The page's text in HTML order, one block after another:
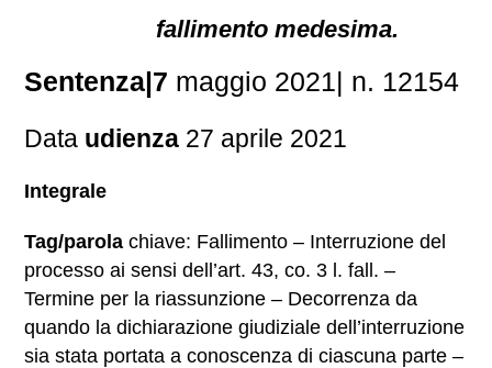
fallimento medesima.
Sentenza|7 maggio 2021| n. 12154
Data udienza 27 aprile 2021
Integrale
Tag/parola chiave: Fallimento – Interruzione del
processo ai sensi dell’art. 43, co. 3 l. fall. –
Termine per la riassunzione – Decorrenza da
quando la dichiarazione giudiziale dell’interruzione
sia stata portata a conoscenza di ciascuna parte –